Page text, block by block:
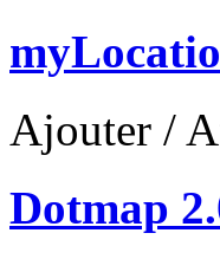
Ajouter /
Dotmap